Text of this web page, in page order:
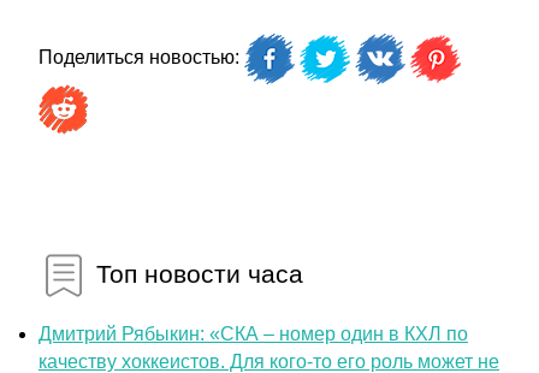
Поделиться новостью:
Топ новости часа
Дмитрий Рябыкин: «СКА – номер один в КХЛ по
качеству хоккеистов. Для кого-то его роль может не